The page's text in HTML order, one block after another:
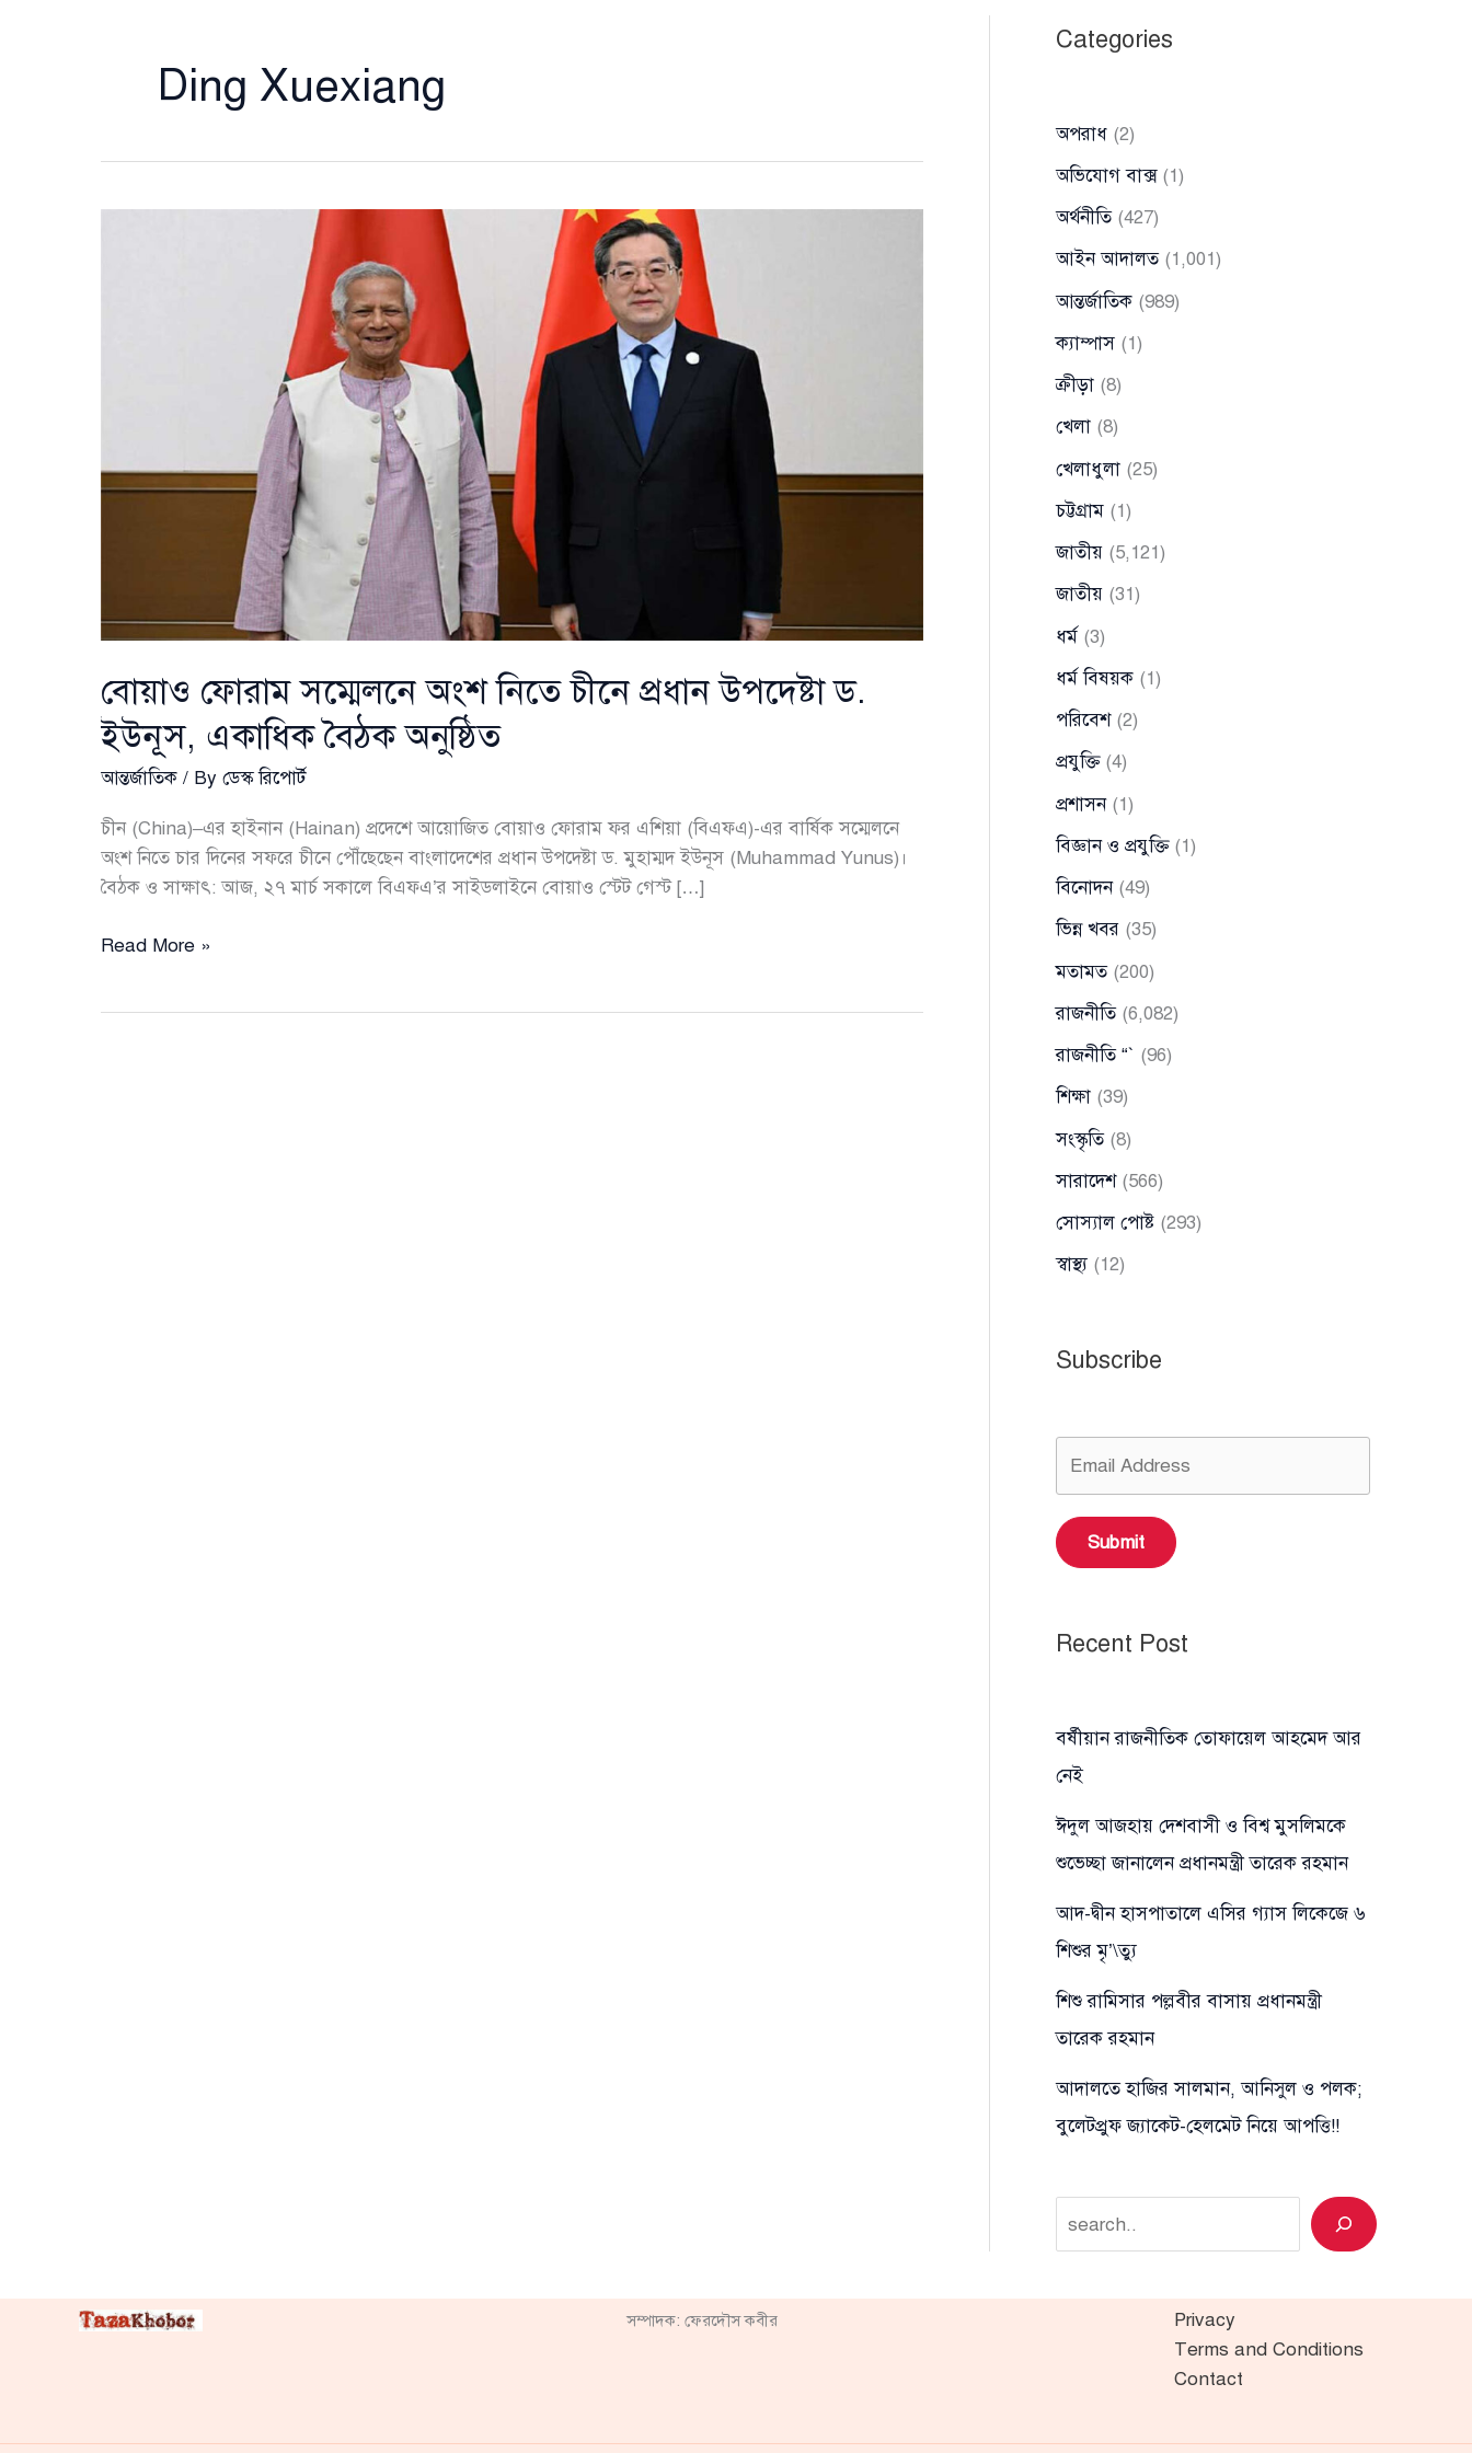
Ding Xuexiang
বোয়াও ফোরাম সম্মেলনে অংশ নিতে চীনে প্রধান উপদেষ্টা ড.
ইউনূস, একাধিক বৈঠক অনুষ্ঠিত
আন্তর্জাতিক / By ডেস্ক রিপোর্ট
চীন (China)–এর হাইনান (Hainan) প্রদেশে আয়োজিত বোয়াও ফোরাম ফর এশিয়া (বিএফএ)-এর বার্ষিক সম্মেলনে
অংশ নিতে চার দিনের সফরে চীনে পৌঁছেছেন বাংলাদেশের প্রধান উপদেষ্টা ড. মুহাম্মদ ইউনূস (Muhammad Yunus)।
বৈঠক ও সাক্ষাৎ: আজ, ২৭ মার্চ সকালে বিএফএ’র সাইডলাইনে বোয়াও স্টেট গেস্ট […]
বোয়াও
Read More »
Categories
অপরাধ (2)
অভিযোগ বাক্স(1)
অর্থনীতি(427)
আইন আদালত(1,001)
আন্তর্জাতিক (989)
ক্যাম্পাস (1)
ক্রীড়া (8)
খেলা (8)
খেলাধুলা (25)
চট্টগ্রাম (1)
জাতীয় (5,121)
জাতীয় (31)
ধর্ম (3)
ধর্ম বিষয়ক (1)
পরিবেশ(2)
প্রযুক্তি(4)
প্রশাসন(1)
বিজ্ঞান ও প্রযুক্তি(1)
বিনোদন(49)
ভিন্ন খবর (35)
মতামত(200)
রাজনীতি(6,082)
রাজনীতি “` (96)
শিক্ষা (39)
সংস্কৃতি(8)
সারাদেশ(566)
সোস্যাল পোষ্ট (293)
স্বাস্থ্য (12)
Subscribe
Submit
Recent Post
বর্ষীয়ান রাজনীতিক তোফায়েল আহমেদ আর
নেই
ঈদুল আজহায় দেশবাসী ও বিশ্ব মুসলিমকে
শুভেচ্ছা জানালেন প্রধানমন্ত্রী তারেক রহমান
আদ-দ্বীন হাসপাতালে এসির গ্যাস লিকেজে ৬
শিশুর মৃ’\ত্যু
শিশু রামিসার পল্লবীর বাসায় প্রধানমন্ত্রী
তারেক রহমান
আদালতে হাজির সালমান, আনিসুল ও পলক;
বুলেটপ্রুফ জ্যাকেট-হেলমেট নিয়ে আপত্তি!!
সম্পাদক: ফেরদৌস কবীর
Privacy
Terms and Conditions
Contact